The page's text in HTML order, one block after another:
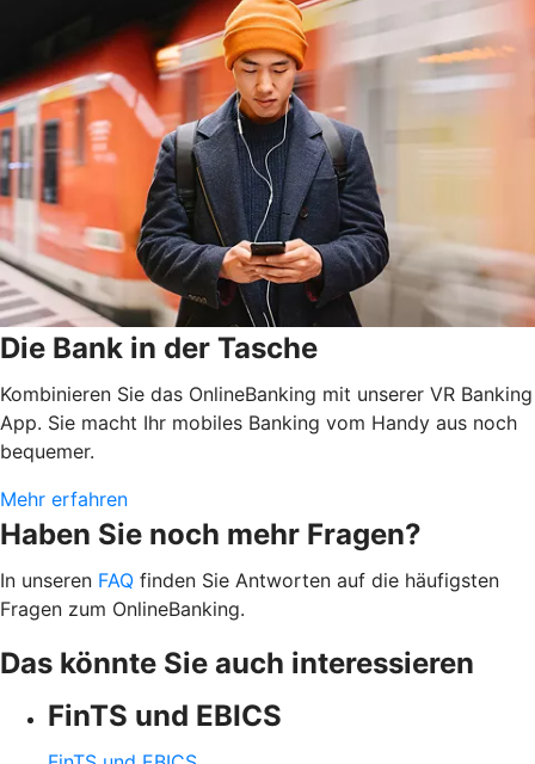
Die Bank in der Tasche
Kombinieren Sie das OnlineBanking mit unserer VR Banking
App. Sie macht Ihr mobiles Banking vom Handy aus noch
bequemer.
Mehr erfahren
Haben Sie noch mehr Fragen?
In unseren FAQ finden Sie Antworten auf die häufigsten
Fragen zum OnlineBanking.
Das könnte Sie auch interessieren
FinTS und EBICS